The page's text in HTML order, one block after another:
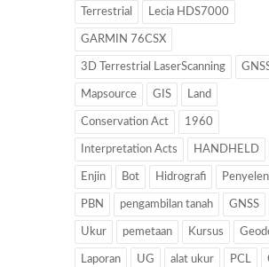
Terrestrial Lecia HDS7000
GARMIN 76CSX
3D Terrestrial LaserScanning
Mapsource GIS Land
Conservation Act 1960
Interpretation Acts HANDHELD
Enjin Bot Hidrografi
PBN pengambilan tanah GNSS
Ukur pemetaan Kursus
Laporan UG alat ukur PCL